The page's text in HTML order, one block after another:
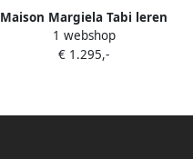
Maison Margiela Tabi leren
enkellaarzen Zwart
1 webshop
€ 1.295,-